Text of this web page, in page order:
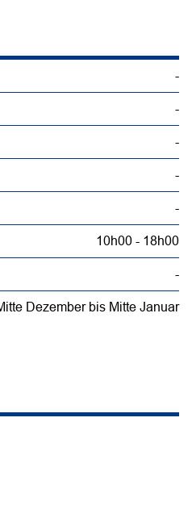
-
-
-
-
-
10h00 - 18h00
-
Dezember bis Mitte Januar